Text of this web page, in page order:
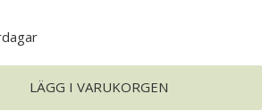
LÄGG I VARUKORGEN